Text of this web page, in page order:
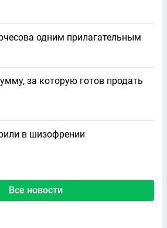
одним прилагательным
за которую готов продать
в шизофрении
Все новости